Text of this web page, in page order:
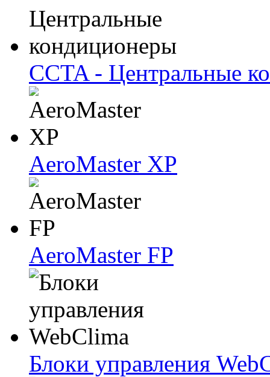
CCTA - Центральные
AeroMaster XP
AeroMaster FP
Блоки упрaвлeния